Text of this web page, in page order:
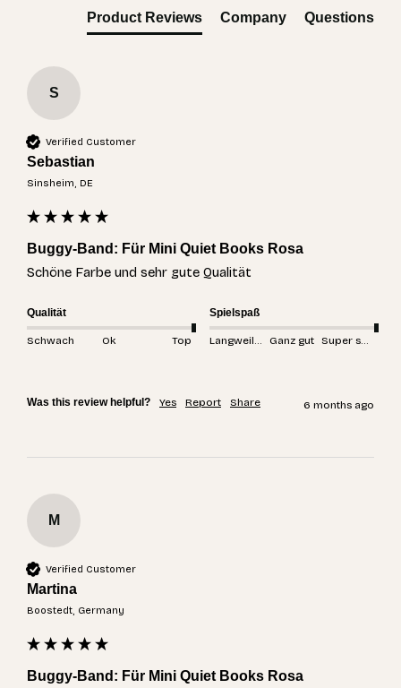
Product Reviews Company Questions
S
Verified Customer
Sebastian
Sinsheim, DE
Buggy-Band: Für Mini Quiet Books Rosa
Schöne Farbe und sehr gute Qualität
Qualität
Schwach Ok Top
Spielspaß
Langweilig Ganz gut Super spannend
Was this review helpful? Yes Report Share 6 months ago
M
Verified Customer
Martina
Boostedt, Germany
Buggy-Band: Für Mini Quiet Books Rosa